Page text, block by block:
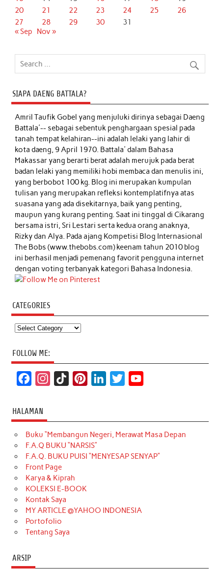
20
21 22 23 24 25
26
27
28 29 30
31
« Sep
Nov »
SIAPA DAENG BATTALA?
Amril Taufik Gobelyang menjuluki dirinya sebagai Daeng
Battala'-- sebagai sebentuk penghargaan spesial pada
tanah tempat kelahiran--ini adalah lelaki yang lahir di
kota daeng, 9 April 1970. Battala' dalam Bahasa
Makassar yang berarti berat adalah merujuk pada berat
badan lelaki yang memiliki hobi membaca dan menulis ini,
yang berbobot 100 kg. Blog ini merupakan kumpulan
tulisan yang merupakan refleksi kontemplatifnya atas
suasana yang ada disekitarnya, baik yang penting,
maupun yang kurang penting. Saat ini tinggal di Cikarang
bersama istri, Sri Lestari serta kedua orang anaknya,
Rizky dan Alya. Pada ajang Kompetisi Blog Internasional
The Bobs (www.thebobs.com) keenam tahun 2010 blog
ini berhasil menjadi pemenang favorit pengguna internet
dengan voting terbanyak kategori Bahasa Indonesia.
CATEGORIES
Categories
FOLLOW ME:
c
e
b
o
o
k
t
a
g
r
a
m
T
o
k
t
e
r
k
e
d
t
t
e
T
u
b
HALAMAN
Buku “Membangun Negeri, Merawat Masa Depan
F.A.Q BUKU “NARSIS”
F.A.Q. BUKU PUISI “MENYESAP SENYAP”
Front Page
Karya & Kiprah
KOLEKSI E-BOOK
Kontak Saya
MY ARTICLE @YAHOO INDONESIA
Portofolio
Tentang Saya
ARSIP